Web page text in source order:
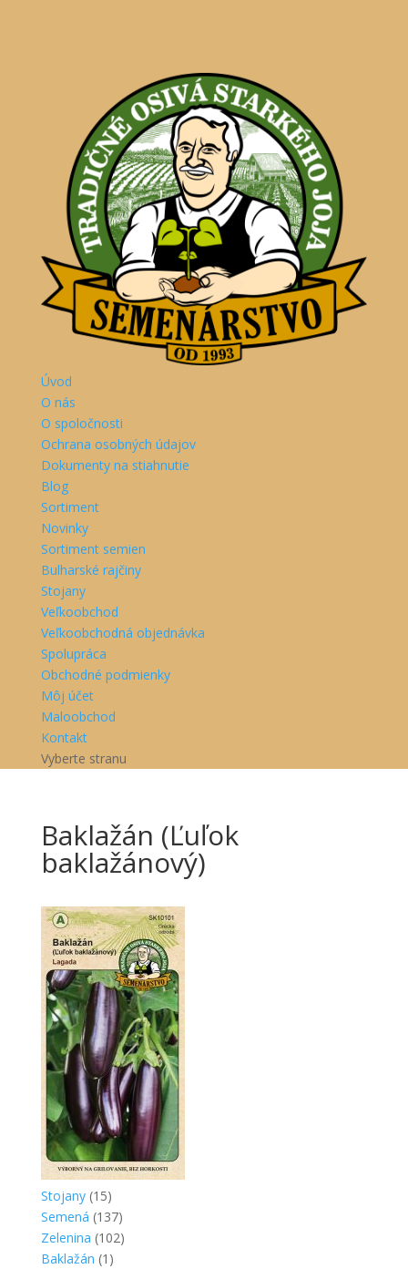
Úvod
O nás
O spoločnosti
Ochrana osobných údajov
Dokumenty na stiahnutie
Blog
Sortiment
Novinky
Sortiment semien
Bulharské rajčiny
Stojany
Veľkoobchod
Veľkoobchodná objednávka
Spolupráca
Obchodné podmienky
Môj účet
Maloobchod
Kontakt
Vyberte stranu
Baklažán (Ľuľok
baklažánový)
Stojany (15)
Semená (137)
Zelenina (102)
Baklažán (1)